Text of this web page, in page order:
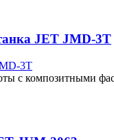
JET JMD-3T
с композитными